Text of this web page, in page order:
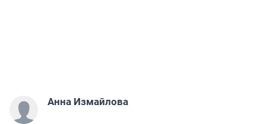
Анна Измайлова